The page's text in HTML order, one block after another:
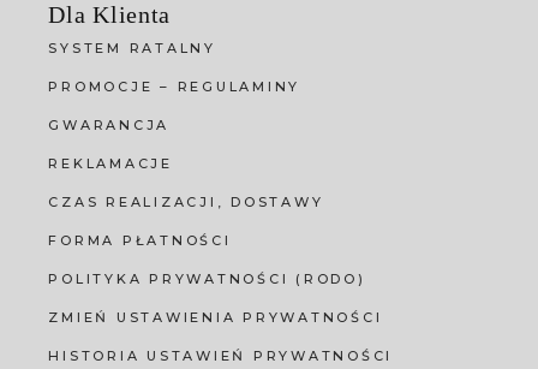
Dla Klienta
SYSTEM RATALNY
PROMOCJE – REGULAMINY
GWARANCJA
REKLAMACJE
CZAS REALIZACJI, DOSTAWY
FORMA PŁATNOŚCI
POLITYKA PRYWATNOŚCI (RODO)
ZMIEŃ USTAWIENIA PRYWATNOŚCI
HISTORIA USTAWIEŃ PRYWATNOŚCI